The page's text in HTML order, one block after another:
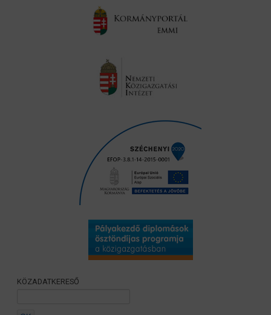
KÖZADATKERESŐ